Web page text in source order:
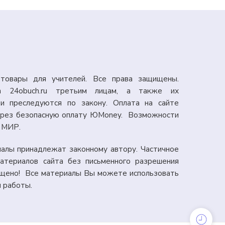
для учителей. Все права защищены.
24obuch.ru третьим лицам, а также их
преследуются по закону. Оплата на сайте
безопасную оплату ЮMoney. Возможности
МИР.
принадлежат законному автору. Частичное
сайта без письменного разрешения
Все материалы Вы можете использовать
работы.